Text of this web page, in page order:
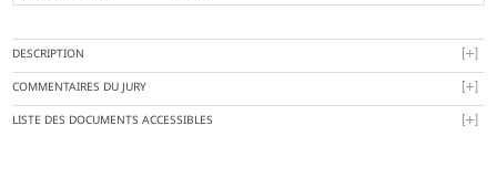
DESCRIPTION
COMMENTAIRES DU JURY
LISTE DES DOCUMENTS ACCESSIBLES